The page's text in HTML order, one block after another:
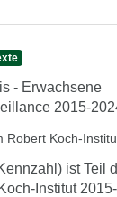
- Erwachsene
2015-
Robert Koch-
ist
Institut